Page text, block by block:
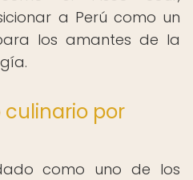
a Perú como un
los amantes de la
culinario por
como uno de los